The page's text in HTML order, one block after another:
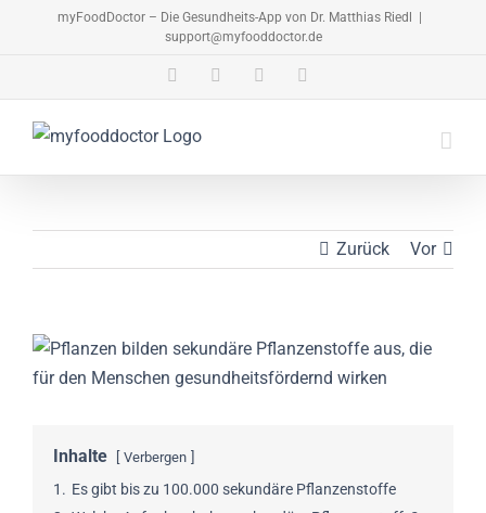
myFoodDoctor – Die Gesundheits-App von Dr. Matthias Riedl
support@myfooddoctor.de
FacebookInstagram
Zurück Vor
Zeige
grösseres
Inhalte Verbergen
1. Es gibt bis zu 100.000 sekundäre Pflanzenstoffe